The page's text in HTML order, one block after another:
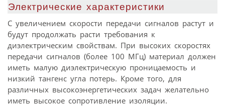
Электрические характеристики
С увеличением скорости передачи сигналов растут и
будут продолжать расти требования к
диэлектрическим свойствам. При высоких скоростях
передачи сигналов (более 100 МГц) материал должен
иметь малую диэлектрическую проницаемость и
низкий тангенс угла потерь. Кроме того, для
различных высокоэнергетических задач желательно
иметь высокое сопротивление изоляции.